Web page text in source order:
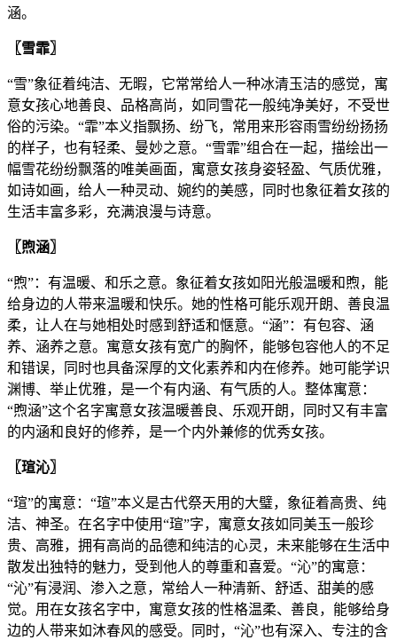
涵。
〖雪霏〗
“雪”象征着纯洁、无暇，它常常给人一种冰清玉洁的感觉，寓
意女孩心地善良、品格高尚，如同雪花一般纯净美好，不受世
俗的污染。“霏”本义指飘扬、纷飞，常用来形容雨雪纷纷扬扬
的样子，也有轻柔、曼妙之意。“雪霏”组合在一起，描绘出一
幅雪花纷纷飘落的唯美画面，寓意女孩身姿轻盈、气质优雅，
如诗如画，给人一种灵动、婉约的美感，同时也象征着女孩的
生活丰富多彩，充满浪漫与诗意。
〖煦涵〗
“煦”：有温暖、和乐之意。象征着女孩如阳光般温暖和煦，能
给身边的人带来温暖和快乐。她的性格可能乐观开朗、善良温
柔，让人在与她相处时感到舒适和惬意。“涵”：有包容、涵
养、涵养之意。寓意女孩有宽广的胸怀，能够包容他人的不足
和错误，同时也具备深厚的文化素养和内在修养。她可能学识
渊博、举止优雅，是一个有内涵、有气质的人。整体寓意：
“煦涵”这个名字寓意女孩温暖善良、乐观开朗，同时又有丰富
的内涵和良好的修养，是一个内外兼修的优秀女孩。
〖瑄沁〗
“瑄”的寓意：“瑄”本义是古代祭天用的大璧，象征着高贵、纯
洁、神圣。在名字中使用“瑄”字，寓意女孩如同美玉一般珍
贵、高雅，拥有高尚的品德和纯洁的心灵，未来能够在生活中
散发出独特的魅力，受到他人的尊重和喜爱。“沁”的寓意：
“沁”有浸润、渗入之意，常给人一种清新、舒适、甜美的感
觉。用在女孩名字中，寓意女孩的性格温柔、善良，能够给身
边的人带来如沐春风的感受。同时，“沁”也有深入、专注的含